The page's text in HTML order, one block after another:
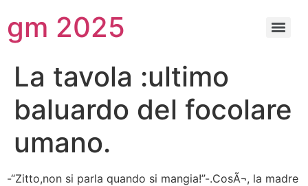
gm 2025
La tavola :ultimo
baluardo del focolare
umano.
-“Zitto,non si parla quando si mangia!”-.CosÃ¬, la madre